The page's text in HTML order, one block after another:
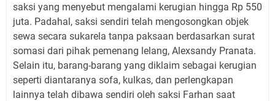
saksi yang menyebut mengalami kerugian hingga Rp 550
juta. Padahal, saksi sendiri telah mengosongkan objek
sewa secara sukarela tanpa paksaan berdasarkan surat
somasi dari pihak pemenang lelang, Alexsandy Pranata.
Selain itu, barang-barang yang diklaim sebagai kerugian
seperti diantaranya sofa, kulkas, dan perlengkapan
lainnya telah dibawa sendiri oleh saksi Farhan saat